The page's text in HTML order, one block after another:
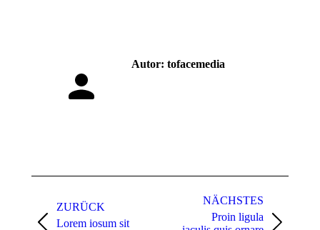
Autor: tofacemedia
ZURÜCK
Vorheriger
Lorem iosum sit
NÄCHSTES
Nächster
Proin ligula